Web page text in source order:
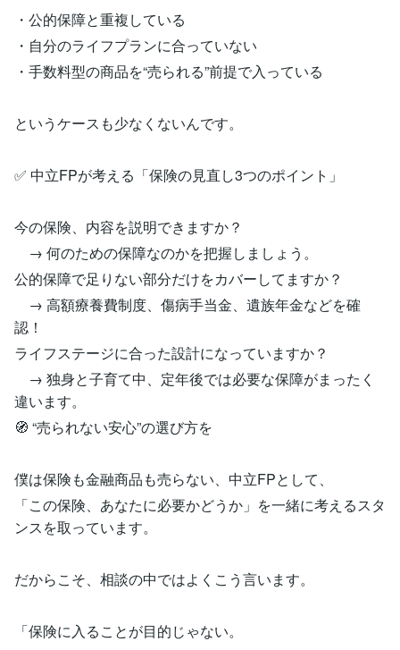
・公的保障と重複している
・自分のライフプランに合っていない
・手数料型の商品を“売られる”前提で入っている
というケースも少なくないんです。
✅ 中立FPが考える「保険の見直し3つのポイント」
今の保険、内容を説明できますか？
→ 何のための保障なのかを把握しましょう。
公的保障で足りない部分だけをカバーしてますか？
→ 高額療養費制度、傷病手当金、遺族年金などを確
認！
ライフステージに合った設計になっていますか？
→ 独身と子育て中、定年後では必要な保障がまったく
違います。
🧭 “売られない安心”の選び方を
僕は保険も金融商品も売らない、中立FPとして、
「この保険、あなたに必要かどうか」を一緒に考えるスタ
ンスを取っています。
だからこそ、相談の中ではよくこう言います。
「保険に入ることが目的じゃない。